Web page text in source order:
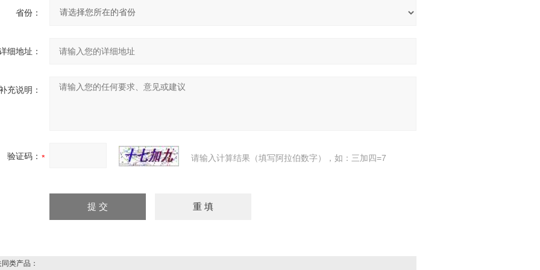
省份：
细地址：
充说明：
验证码： 请输入计算结果（填写阿拉伯数字），如：三加四=7
类产品：